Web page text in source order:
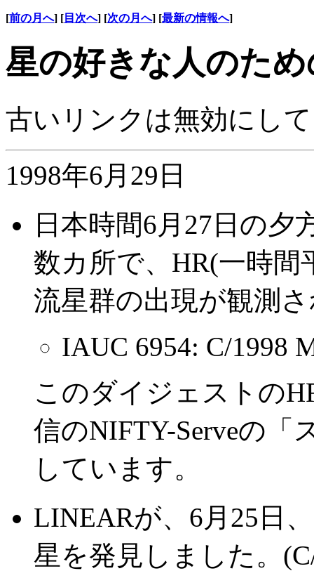
[前の月へ] [ 目次へ] [次の月へ] [最新の情報へ]
星の好きな人のた
古いリンクは無効にし
1998年6月29日
日本時間6月27日の
数カ所で、HR(一時間
流星群の出現が観測
IAUC 6954: C/1998
このダイジェストの
信のNIFTY-Serveの「
しています。
LINEARが、6月25日
星を発見しました。